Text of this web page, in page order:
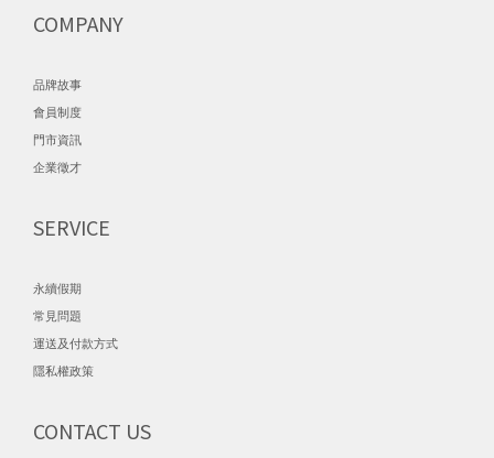
COMPANY
品牌故事
會員制度
門市資訊
企業徵才
SERVICE
永續假期
常見問題
運送及付款方式
隱私權政策
CONTACT US